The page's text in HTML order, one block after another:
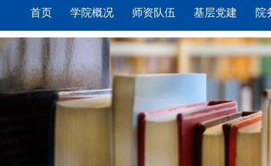
首页 学院概况 师资队伍 基层党建 院